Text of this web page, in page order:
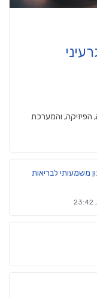
הפיזיקה, והמערכת
משמעותי לבריאות